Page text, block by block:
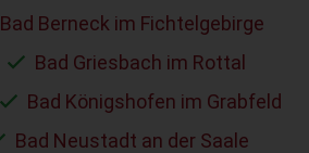
Bad Berneck im Fichtelgebirge
Bad Griesbach im Rottal
Bad Königshofen im Grabfeld
Bad Neustadt an der Saale